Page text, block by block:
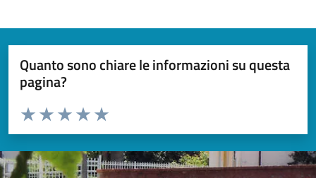
Quanto sono chiare le informazioni su questa
pagina?
Valuta da 1 a 5 stelle la pagina
Valuta 5 stelle su 5
Valuta 4 stelle su 5
Valuta 3 stelle su 5
Valuta 2 stelle su 5
Valuta 1 stelle su 5